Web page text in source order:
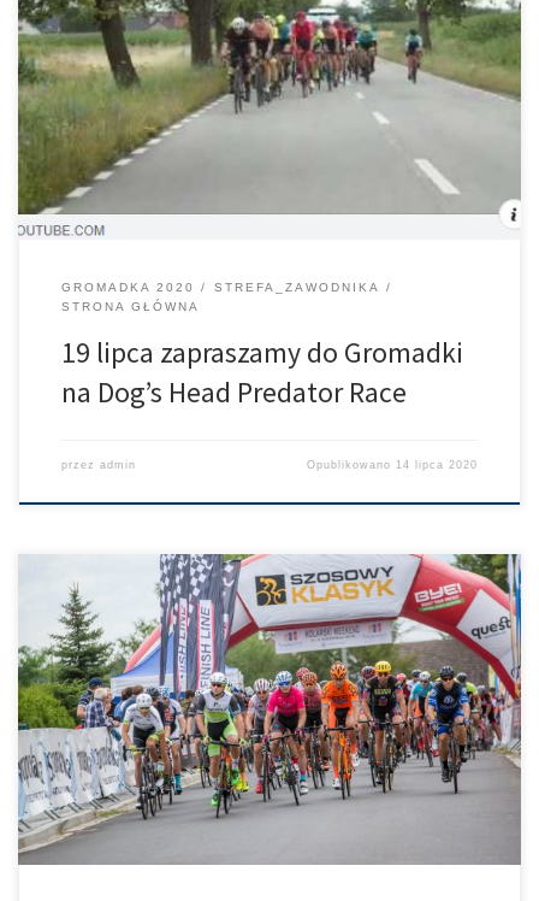
Wyścig po najlepszych asfaltach świata na sprawdzonej trasie
która tylko z pozoru jest taka łatwa. Dla spóźnialskich – zapisy są
jeszcze otwarte !!! #PKOUbezpieczenia | PKO Leasing S.A. | PKO
Bank Polski | #Predator | Acer | Road-Racing.pl |
GROMADKA 2020
STREFA_ZAWODNIKA
STRONA GŁÓWNA
19 lipca zapraszamy do Gromadki
na Dog’s Head Predator Race
przez admin Opublikowano 14 lipca 2020
Większość Was już zapewne wie ale podajemy tą informację
oficjalnie i tutaj. Niestety ale edycja Szosowy Klasyk Obiszów
zostaje odwołana. Organizator pracuje intensywnie nad nową
lokalizacją i terminem. Zmianie ulegnie również regulamin, gdyż
Obiszów był częścią korony wiosny. Ale to przedyskutujemy
wewnętrznie i damy Wam oficjalnie znać do wyścigu w Gromadce.